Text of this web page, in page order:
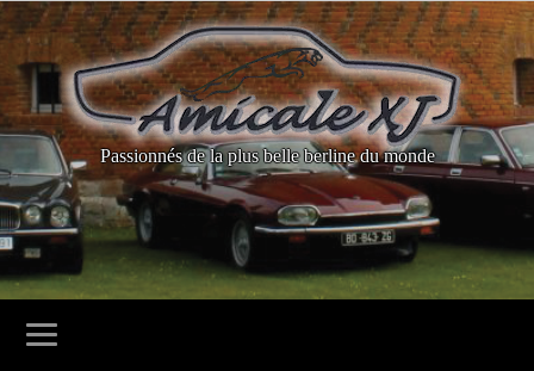
Passionnés de la plus belle berline du monde